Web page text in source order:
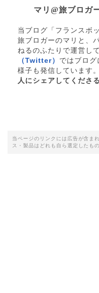
マリ@旅ブロガ
当ブログ「フランスボ
旅ブロガーのマリと、
ねるのふたりで運営し
（Twitter） ではブロ
様子も発信しています。
人にシェアしてくださ
当ページのリンクには広告が含ま
ス・製品はどれも自ら選定したも